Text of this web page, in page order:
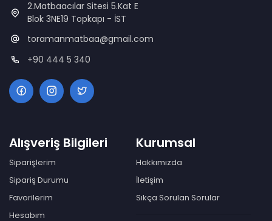
2.Matbaacılar Sitesi 5.Kat E
Blok 3NE19 Topkapı - İST
toramanmatbaa@gmail.com
+90 444 5 340
Alışveriş Bilgileri
Siparişlerim
Sipariş Durumu
Favorilerim
Hesabım
Kurumsal
Hakkımızda
İletişim
Sıkça Sorulan Sorular